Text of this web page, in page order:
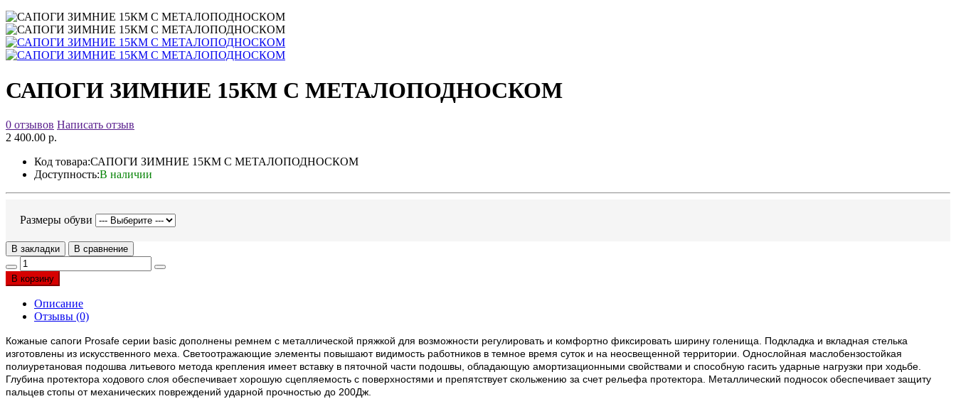
САПОГИ ЗИМНИЕ 15КМ С МЕТАЛОПОДНОСКОМ
0 отзывов Написать отзыв
2 400.00 р.
Код товара:САПОГИ ЗИМНИЕ 15КМ С МЕТАЛОПОДНОСКОМ
Доступность:В наличии
Размеры обуви
В закладки В сравнение
В корзину
Описание
Отзывы (0)
Кожаные сапоги Prosafe серии basic дополнены ремнем с металлической пряжкой для возможности регулировать и комфортно фиксировать ширину голенища. Подкладка и вкладная стелька
изготовлены из искусственного меха. Светоотражающие элементы повышают видимость работников в темное время суток и на неосвещенной территории. Однослойная маслобензостойкая
полиуретановая подошва литьевого метода крепления имеет вставку в пяточной части подошвы, обладающую амортизационными свойствами и способную гасить ударные нагрузки при ходьбе.
Глубина протектора ходового слоя обеспечивает хорошую сцепляемость с поверхностями и препятствует скольжению за счет рельефа протектора. Металлический подносок обеспечивает защиту
пальцев стопы от механических повреждений ударной прочностью до 200Дж.